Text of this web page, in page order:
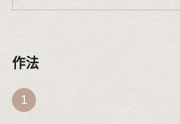
作法